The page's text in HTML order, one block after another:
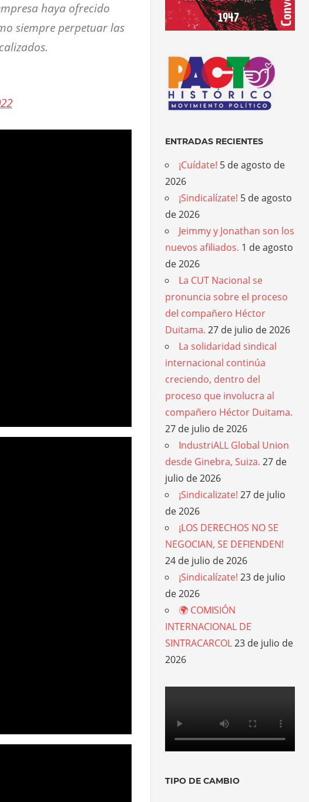
haya ofrecido
siempre perpetuar las
ENTRADAS RECIENTES
¡Cuídate! 5 de agosto de
2026
¡Sindicalízate! 5 de agosto
de 2026
Jeimmy y Jonathan son los
nuevos afiliados. 1 de agosto
de 2026
La CUT Nacional se
pronuncia sobre el proceso
del compañero Héctor
Duitama. 27 de julio de 2026
La solidaridad sindical
internacional continúa
creciendo, dentro del
proceso que involucra al
compañero Héctor Duitama.
27 de julio de 2026
IndustriALL Global Union
desde Ginebra, Suiza. 27 de
julio de 2026
¡Sindicalizate! 27 de julio
de 2026
¡LOS DERECHOS NO SE
NEGOCIAN, SE DEFIENDEN!
24 de julio de 2026
¡Sindicalízate! 23 de julio
de 2026
🌍 COMISIÓN
INTERNACIONAL DE
SINTRACARCOL23 de julio de
2026
TIPO DE CAMBIO